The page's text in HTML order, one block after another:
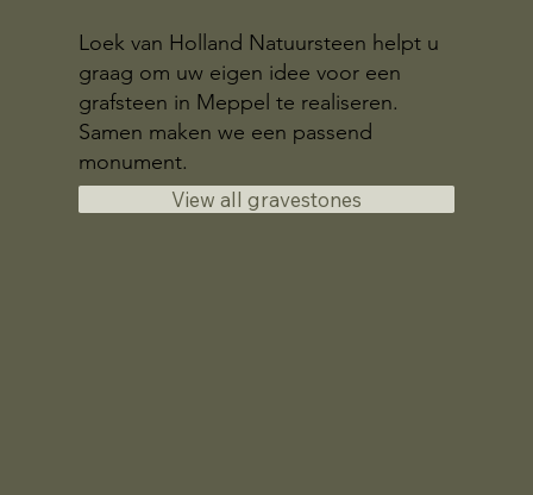
Loek van Holland Natuursteen helpt u
graag om uw eigen idee voor een
grafsteen in Meppel te realiseren.
Samen maken we een passend
monument.
View all gravestones